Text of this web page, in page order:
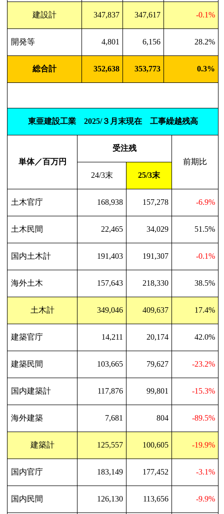
建設計 347,837 347,617 -0.1%
開発等 4,801 6,156 28.2%
総合計 352,638 353,773 0.3%
東亜建設工業 2025/３月末現在 工事繰越残高
単体／百万円
受注残
前期比
24/3末 25/3末
土木官庁 168,938 157,278 -6.9%
土木民間 22,465 34,029 51.5%
国内土木計 191,403 191,307 -0.1%
海外土木 157,643 218,330 38.5%
土木計 349,046 409,637 17.4%
建築官庁 14,211 20,174 42.0%
建築民間 103,665 79,627 -23.2%
国内建築計 117,876 99,801 -15.3%
海外建築 7,681 804 -89.5%
建築計 125,557 100,605 -19.9%
国内官庁 183,149 177,452 -3.1%
国内民間 126,130 113,656 -9.9%